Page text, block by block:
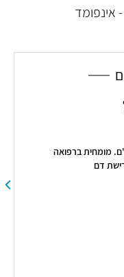
אינפומד
מומחית ברפואה
דם